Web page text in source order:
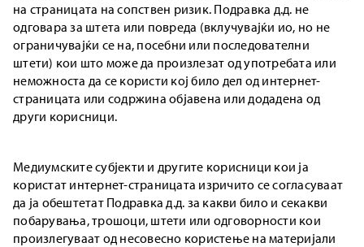
на страницата на сопствен ризик. Подравка д.д. не
одговара за штета или повреда (вклучувајќи ио, но не
ограничувајќи се на, посебни или последователни
штети) кои што може да произлезат од употребата или
неможноста да се користи кој било дел од интернет-
страницата или содржина објавена или додадена од
други корисници.
Медиумските субјекти и другите корисници кои ја
користат интернет-страницата изричито се согласуваат
да ја обештетат Подравка д.д. за какви било и секакви
побарувања, трошоци, штети или одговорности кои
произлегуваат од несовесно користење на материјали